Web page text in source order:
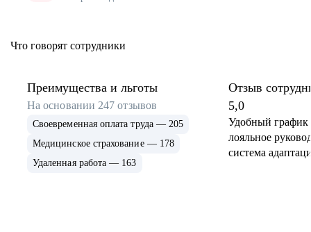
Что говорят сотрудники
Преимущества и льготы
На основании 247 отзывов
Своевременная оплата труда — 205
Медицинское страхование — 178
Удаленная работа — 163
Отзыв
5,0
Удобный график
лояльное
система